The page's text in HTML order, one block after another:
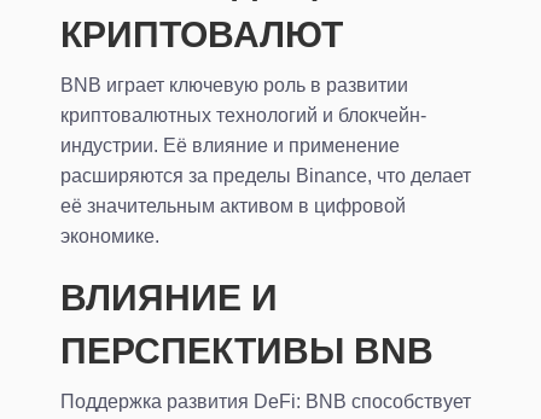
КРИПТОВАЛЮТ
BNB играет ключевую роль в развитии
криптовалютных технологий и блокчейн-
индустрии. Её влияние и применение
расширяются за пределы Binance, что делает
её значительным активом в цифровой
экономике.
ВЛИЯНИЕ И
ПЕРСПЕКТИВЫ BNB
Поддержка развития DeFi: BNB способствует